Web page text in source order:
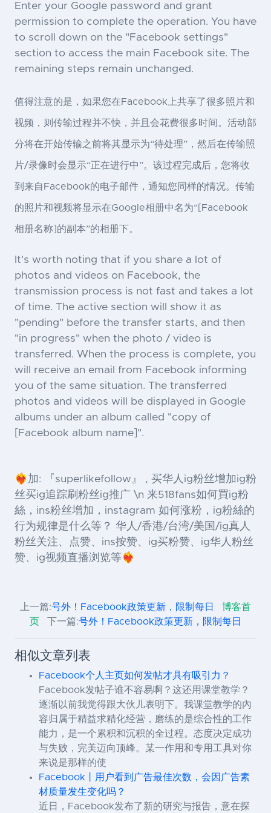
Enter your Google password and grant
permission to complete the operation. You have
to scroll down on the "Facebook settings"
section to access the main Facebook site. The
remaining steps remain unchanged.
值得注意的是，如果您在Facebook上共享了很多照片和
视频，则传输过程并不快，并且会花费很多时间。活动部
分将在开始传输之前将其显示为“待处理”，然后在传输照
片/录像时会显示“正在进行中”。该过程完成后，您将收
到来自Facebook的电子邮件，通知您同样的情况。传输
的照片和视频将显示在Google相册中名为“[Facebook
相册名称]的副本”的相册下。
It's worth noting that if you share a lot of
photos and videos on Facebook, the
transmission process is not fast and takes a lot
of time. The active section will show it as
"pending" before the transfer starts, and then
"in progress" when the photo / video is
transferred. When the process is complete, you
will receive an email from Facebook informing
you of the same situation. The transferred
photos and videos will be displayed in Google
albums under an album called "copy of
[Facebook album name]".
❤️‍🔥加: 『superlikefollow』 , 买华人ig粉丝增加ig粉
丝买ig追踪刷粉丝ig推广 \n 来518fans如何買ig粉
絲，ins粉丝增加，instagram 如何涨粉，ig粉絲的
行为规律是什么等？ 华人/香港/台湾/美国/ig真人
粉丝关注、点赞、ins按赞、ig买粉赞、ig华人粉丝
赞、ig视频直播浏览等❤️‍🔥
上一篇:号外！Facebook政策更新，限制每日
博客首
页
下一篇:号外！Facebook政策更新，限制每日
相似文章列表
Facebook个人主页如何发帖才具有吸引力？
Facebook发帖子谁不容易啊？这还用课堂教学？
逐渐以前我觉得跟大伙儿表明下。我课堂教学的內
容归属于精益求精化经营，磨练的是综合性的工作
能力，是一个累积和沉积的全过程。态度决定成功
与失败，完美迈向顶峰。某一作用和专用工具对你
来说是那样的使
Facebook丨用户看到广告最佳次数，会因广告素
材质量发生变化吗？
近日，Facebook发布了新的研究与报告，意在探